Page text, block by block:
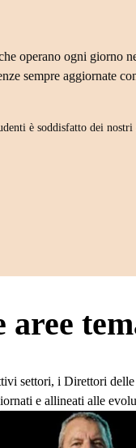
operano ogni giorno
sempre aggiornate
è soddisfatto dei nostri
settori, i Direttori
e allineati alle